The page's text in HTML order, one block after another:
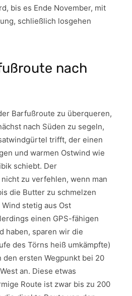
bis es Ende November, mit
schließlich losgehen
nach
Barfußroute zu überqueren,
nach Süden zu segeln,
trifft, der einen
und warmen Ostwind wie
schiebt. Der
nicht zu verfehlen, wenn man
die Butter zu schmelzen
stetig aus Ost
einen GPS-fähigen
haben, sparen wir die
des Törns heiß umkämpfte)
den ersten Wegpunkt bei 20
an. Diese etwas
Route ist zwar bis zu 200